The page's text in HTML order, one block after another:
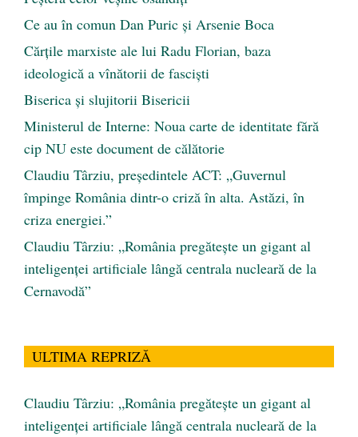
Ce au în comun Dan Puric şi Arsenie Boca
Cărţile marxiste ale lui Radu Florian, baza
ideologică a vînătorii de fascişti
Biserica și slujitorii Bisericii
Ministerul de Interne: Noua carte de identitate fără
cip NU este document de călătorie
Claudiu Târziu, președintele ACT: „Guvernul
împinge România dintr-o criză în alta. Astăzi, în
criza energiei.”
Claudiu Târziu: „România pregătește un gigant al
inteligenței artificiale lângă centrala nucleară de la
Cernavodă”
ULTIMA REPRIZĂ
Claudiu Târziu: „România pregătește un gigant al
inteligenței artificiale lângă centrala nucleară de la